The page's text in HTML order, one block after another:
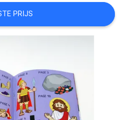
PRIJS